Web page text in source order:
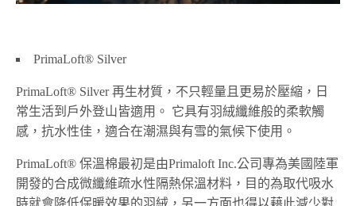
PrimaLoft® Silver
PrimaLoft® Silver 再生材質，不只輕量且更易於壓縮，日
常生活到戶外登山皆適用。 它具有羽絨纖維般的柔軟觸
感，抗水性佳，適合在潮濕與有雪的氣候下使用。
PrimaLoft® 保溫棉最初是由Primaloft Inc.公司專為美國陸軍
開發的合成微纖維疏水性隔熱保溫材料，目的為取代吸水